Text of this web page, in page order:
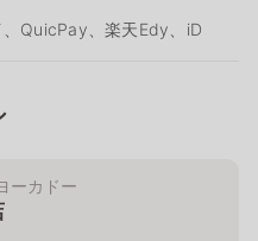
QuicPay、楽天Edy、iD
ーカドー